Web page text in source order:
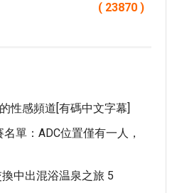
( 23870 )
性感頻道[有碼中文字幕]
單：ADC位置僅有一人，
中出混浴温泉之旅 5